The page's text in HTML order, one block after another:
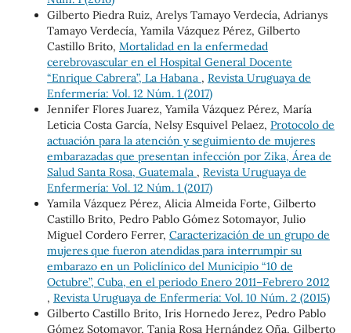
Gilberto Piedra Ruiz, Arelys Tamayo Verdecía, Adrianys
Tamayo Verdecía, Yamila Vázquez Pérez, Gilberto
Castillo Brito, Mortalidad en la enfermedad
cerebrovascular en el Hospital General Docente
“Enrique Cabrera”, La Habana , Revista Uruguaya de
Enfermería: Vol. 12 Núm. 1 (2017)
Jennifer Flores Juarez, Yamila Vázquez Pérez, María
Leticia Costa García, Nelsy Esquivel Pelaez, Protocolo de
actuación para la atención y seguimiento de mujeres
embarazadas que presentan infección por Zika, Área de
Salud Santa Rosa, Guatemala , Revista Uruguaya de
Enfermería: Vol. 12 Núm. 1 (2017)
Yamila Vázquez Pérez, Alicia Almeida Forte, Gilberto
Castillo Brito, Pedro Pablo Gómez Sotomayor, Julio
Miguel Cordero Ferrer, Caracterización de un grupo de
mujeres que fueron atendidas para interrumpir su
embarazo en un Policlínico del Municipio “10 de
Octubre”, Cuba, en el periodo Enero 2011–Febrero 2012
, Revista Uruguaya de Enfermería: Vol. 10 Núm. 2 (2015)
Gilberto Castillo Brito, Iris Hornedo Jerez, Pedro Pablo
Gómez Sotomayor, Tania Rosa Hernández Oña, Gilberto